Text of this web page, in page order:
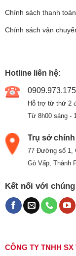
Chính sách thanh toán
Chính sách vận
Hotline liên hệ:
0909.973.175
Hỗ trợ từ thứ 2
Từ 8h00 sáng -
Trụ sở chính
77 Đường số 1,
Gò Vấp, Thành
Kết nối với
CÔNG TY TNHH